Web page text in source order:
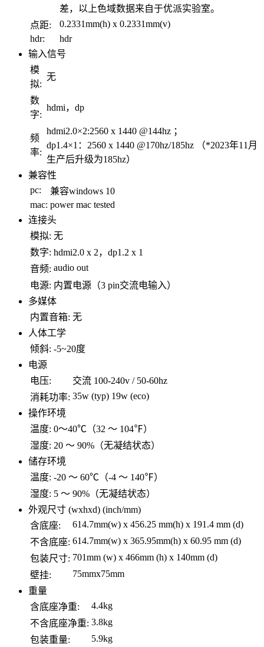
差，以上色域数据来自于优派实验室。
点距:
0.2331mm(h) x 0.2331mm(v)
hdr:
hdr
输入信号
模
拟:
无
数
字:
hdmi，dp
频
率:
hdmi2.0×2:2560 x 1440 @144hz ；
dp1.4×1：2560 x 1440 @170hz/185hz （*2023年11月
生产后升级为185hz）
兼容性
pc:
兼容windows 10
mac: power mac tested
连接头
模拟: 无
数字: hdmi2.0 x 2，dp1.2 x 1
音频: audio out
电源: 内置电源（3 pin交流电输入）
多媒体
内置音箱: 无
人体工学
倾斜: -5~20度
电源
电压:
交流 100-240v / 50-60hz
消耗功率: 35w (typ) 19w (eco)
操作环境
温度: 0～40℃（32 ～ 104℉）
湿度: 20 ～ 90%（无凝结状态）
储存环境
温度: -20 ～ 60℃（-4 ～ 140℉）
湿度: 5 ～ 90%（无凝结状态）
外观尺寸 (wxhxd) (inch/mm)
含底座:
614.7mm(w) x 456.25 mm(h) x 191.4 mm (d)
不含底座: 614.7mm(w) x 365.95mm(h) x 60.95 mm (d)
包装尺寸: 701mm (w) x 466mm (h) x 140mm (d)
壁挂:
75mmx75mm
重量
含底座净重:
4.4kg
不含底座净重: 3.8kg
包装重量:
5.9kg